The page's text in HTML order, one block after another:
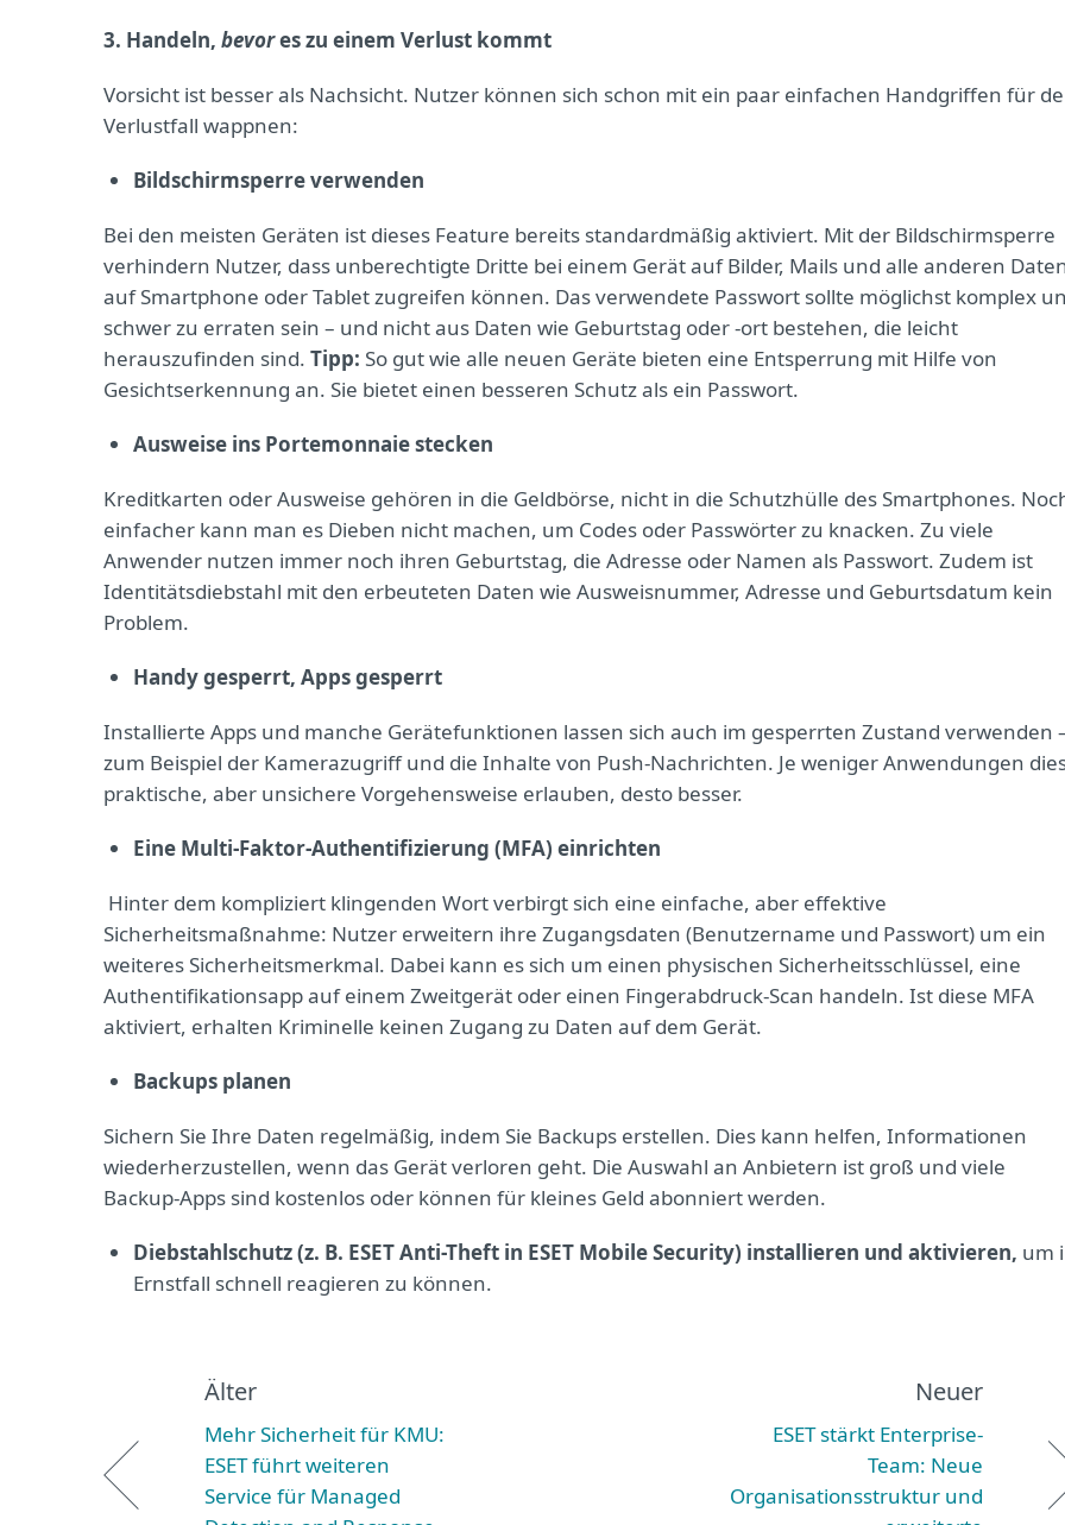
3. Handeln, bevores zu einem Verlust kommt
Vorsicht ist besser als Nachsicht. Nutzer können sich schon mit ein paar einfachen Handgriffen für
Verlustfall wappnen:
Bildschirmsperre verwenden
Bei den meisten Geräten ist dieses Feature bereits standardmäßig aktiviert. Mit der Bildschirmsperre
verhindern Nutzer, dass unberechtigte Dritte bei einem Gerät auf Bilder, Mails und alle anderen
auf Smartphone oder Tablet zugreifen können. Das verwendete Passwort sollte möglichst komplex
schwer zu erraten sein – und nicht aus Daten wie Geburtstag oder -ort bestehen, die leicht
herauszufinden sind. Tipp: So gut wie alle neuen Geräte bieten eine Entsperrung mit Hilfe von
Gesichtserkennung an. Sie bietet einen besseren Schutz als ein Passwort.
Ausweise ins Portemonnaie stecken
Kreditkarten oder Ausweise gehören in die Geldbörse, nicht in die Schutzhülle des Smartphones.
einfacher kann man es Dieben nicht machen, um Codes oder Passwörter zu knacken. Zu viele
Anwender nutzen immer noch ihren Geburtstag, die Adresse oder Namen als Passwort. Zudem ist
Identitätsdiebstahl mit den erbeuteten Daten wie Ausweisnummer, Adresse und Geburtsdatum kein
Problem.
Handy gesperrt, Apps gesperrt
Installierte Apps und manche Gerätefunktionen lassen sich auch im gesperrten Zustand verwenden
zum Beispiel der Kamerazugriff und die Inhalte von Push-Nachrichten. Je weniger Anwendungen
praktische, aber unsichere Vorgehensweise erlauben, desto besser.
Eine Multi-Faktor-Authentifizierung (MFA) einrichten
Hinter dem kompliziert klingenden Wort verbirgt sich eine einfache, aber effektive
Sicherheitsmaßnahme: Nutzer erweitern ihre Zugangsdaten (Benutzername und Passwort) um ein
weiteres Sicherheitsmerkmal. Dabei kann es sich um einen physischen Sicherheitsschlüssel, eine
Authentifikationsapp auf einem Zweitgerät oder einen Fingerabdruck-Scan handeln. Ist diese MFA
aktiviert, erhalten Kriminelle keinen Zugang zu Daten auf dem Gerät.
Backups planen
Sichern Sie Ihre Daten regelmäßig, indem Sie Backups erstellen. Dies kann helfen, Informationen
wiederherzustellen, wenn das Gerät verloren geht. Die Auswahl an Anbietern ist groß und viele
Backup-Apps sind kostenlos oder können für kleines Geld abonniert werden.
Diebstahlschutz (z. B. ESET Anti-Theft in ESET Mobile Security) installieren und aktivieren, um
Ernstfall schnell reagieren zu können.
Älter
Mehr Sicherheit für KMU:
ESET führt weiteren
Service für Managed
Neuer
ESET stärkt Enterprise-
Team: Neue
Organisationsstruktur und